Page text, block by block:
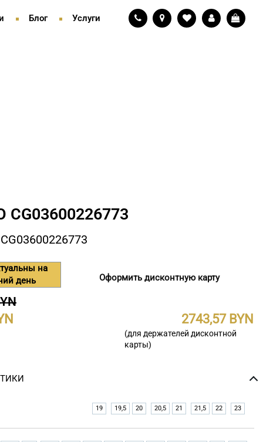
Блог Услуги
на
день
Оформить дисконтную карту
2743,57
(для держателей дисконтной
карты)
19 19,5 20 20,5 21 21,5 22 23